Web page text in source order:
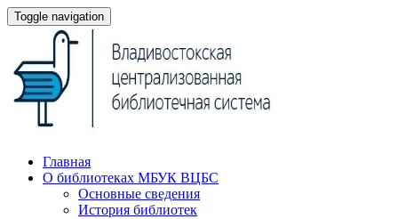
Toggle navigation
Главная
О библиотеках МБУК ВЦБС
Основные сведения
История библиотек